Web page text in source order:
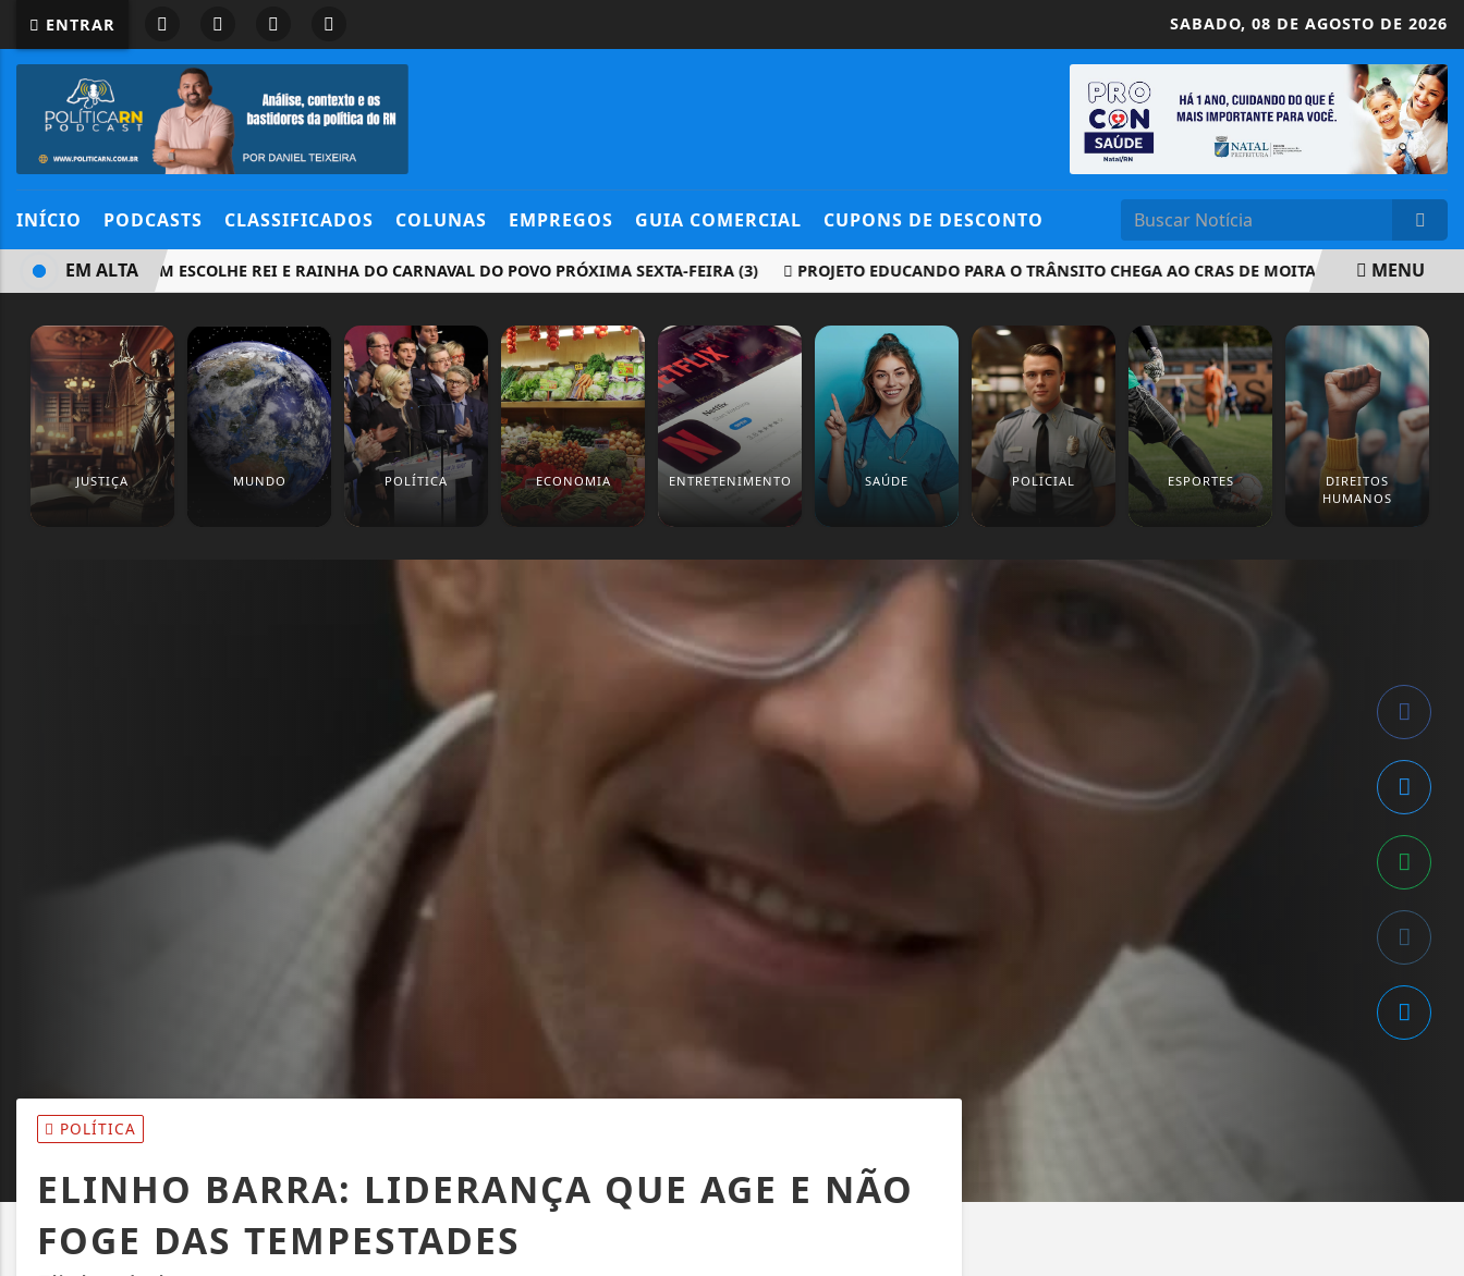
ENTRAR SABADO, 08 DE AGOSTO DE 2026
INÍCIO PODCASTS CLASSIFICADOS COLUNAS EMPREGOS GUIA COMERCIAL CUPONS DE DESCONTO
PARNAMIRIM ESCOLHE REI E RAINHA DO CARNAVAL DO POVO PRÓXIMA SEXTA-FEIRA (3) PROJETO EDUCANDO PARA O TRÂNSITO CHEGA AO CRAS DE MOITA VERDE
EM ALTA MENU
JUSTIÇA MUNDO POLÍTICA ECONOMIA ENTRETENIMENTO SAÚDE POLICIAL ESPORTES
DIREITOS
HUMANOS
POLÍTICA
ELINHO BARRA: LIDERANÇA QUE AGE E NÃO
FOGE DAS TEMPESTADES